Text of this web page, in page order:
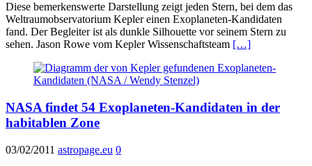
Diese bemerkenswerte Darstellung zeigt jeden Stern, bei dem das
Weltraumobservatorium Kepler einen Exoplaneten-Kandidaten
fand. Der Begleiter ist als dunkle Silhouette vor seinem Stern zu
sehen. Jason Rowe vom Kepler Wissenschaftsteam […]
NASA findet 54 Exoplaneten-Kandidaten in der
habitablen Zone
03/02/2011 astropage.eu 0